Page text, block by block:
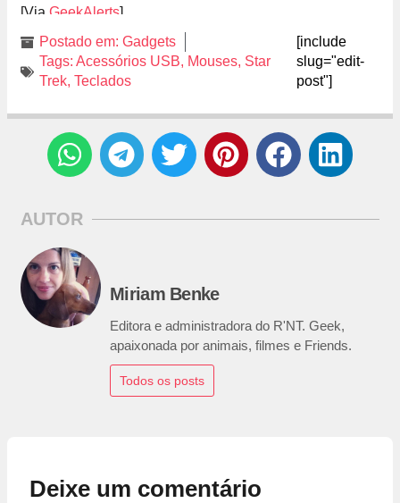
[Via GeekAlerts]
Postado em: Gadgets
Tags: Acessórios USB, Mouses, Star
Trek, Teclados
[include
slug="edit-
post"]
AUTOR
Miriam Benke
Editora e administradora do R'NT. Geek,
apaixonada por animais, filmes e Friends.
Todos os posts
Deixe um comentário